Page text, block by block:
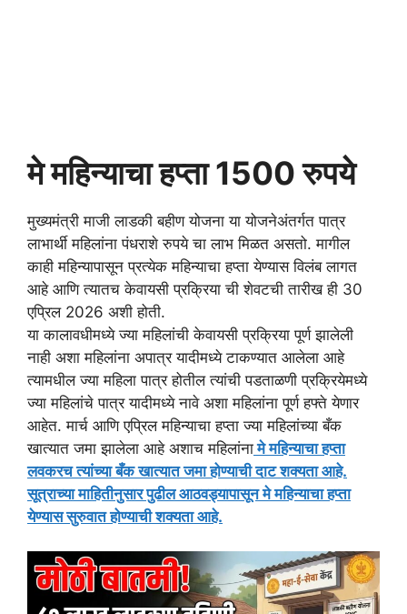
मे महिन्याचा हप्ता 1500 रुपये
मुख्यमंत्री माजी लाडकी बहीण योजना या योजनेअंतर्गत पात्र
लाभार्थी महिलांना पंधराशे रुपये चा लाभ मिळत असतो. मागील
काही महिन्यापासून प्रत्येक महिन्याचा हप्ता येण्यास विलंब लागत
आहे आणि त्यातच केवायसी प्रक्रिया ची शेवटची तारीख ही 30
एप्रिल 2026 अशी होती.
या कालावधीमध्ये ज्या महिलांची केवायसी प्रक्रिया पूर्ण झालेली
नाही अशा महिलांना अपात्र यादीमध्ये टाकण्यात आलेला आहे
त्यामधील ज्या महिला पात्र होतील त्यांची पडताळणी प्रक्रियेमध्ये
ज्या महिलांचे पात्र यादीमध्ये नावे अशा महिलांना पूर्ण हफ्ते येणार
आहेत. मार्च आणि एप्रिल महिन्याचा हप्ता ज्या महिलांच्या बँक
खात्यात जमा झालेला आहे अशाच महिलांनामे महिन्याचा हप्ता
लवकरच त्यांच्या बँक खात्यात जमा होण्याची दाट शक्यता आहे.
सूत्राच्या माहितीनुसार पुढील आठवड्यापासून मे महिन्याचा हप्ता
येण्यास सुरुवात होण्याची शक्यता आहे.